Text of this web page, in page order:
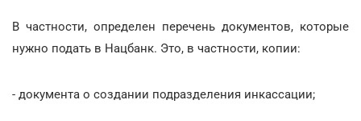
В частности, определен перечень документов, которые
нужно подать в Нацбанк. Это, в частности, копии:
- документа о создании подразделения инкассации;